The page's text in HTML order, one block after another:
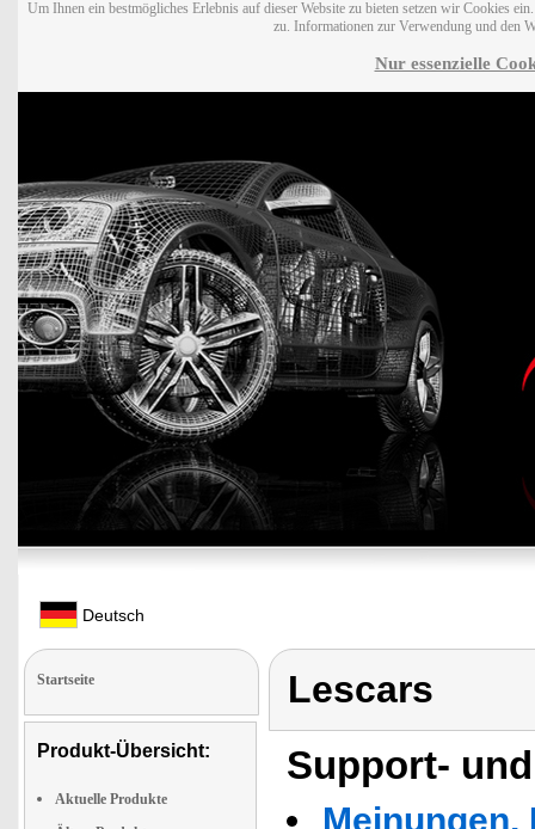
Um Ihnen ein bestmögliches Erlebnis auf dieser Website zu bieten setzen wir Cookies
zu. Informationen zur Verwendung und den
Nur essenzielle
Deutsch
Startseite
Produkt-Übersicht:
Aktuelle Produkte
Lescars
Support-